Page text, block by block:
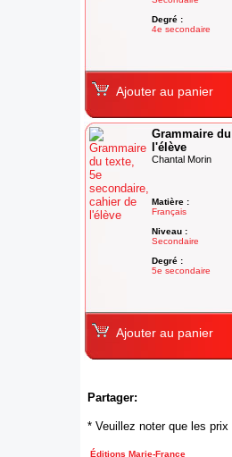
Degré :
4e secondaire
Ajouter au panier
Grammaire
l'élève
Chantal Morin
Matière :
Français
Niveau :
Secondaire
Degré :
5e secondaire
Ajouter au panier
Partager:
* Veuillez noter que les
Éditions Marie-France